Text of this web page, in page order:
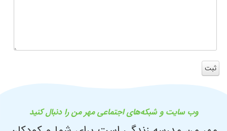
وب سایت و شبکه‌های اجتماعی مهر من را دنبال کنید